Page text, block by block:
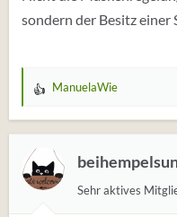
sondern der Besitz einer
W
r
t
u
n
ManuelaWie
Sehr aktives